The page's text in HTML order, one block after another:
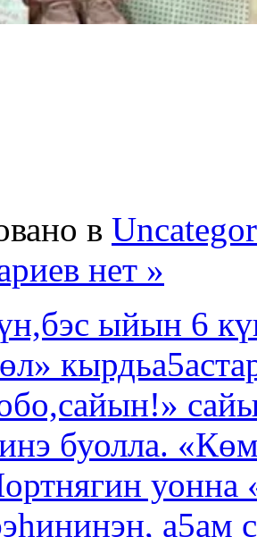
в
нет »
ыйын 6
буолла.
уонна
а5ам